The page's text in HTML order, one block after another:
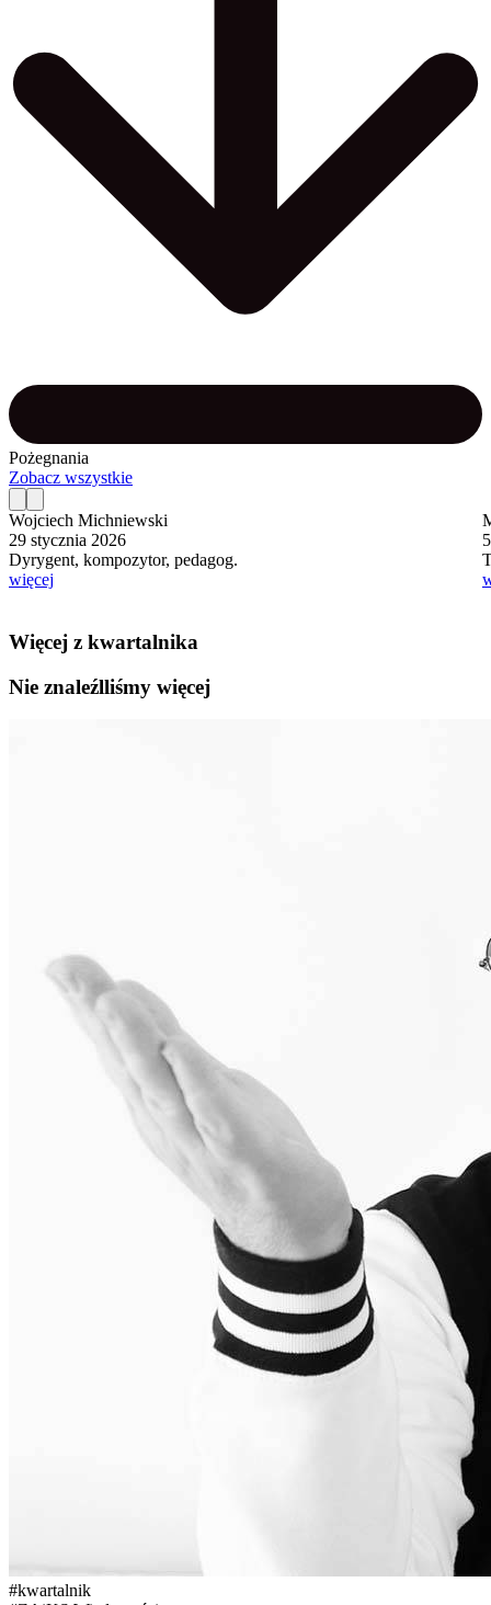
Pożegnania
Zobacz wszystkie
Wojciech Michniewski
29 stycznia 2026
Dyrygent, kompozytor, pedagog.
więcej
Więcej z kwartalnika
Nie znaleźlliśmy więcej
#kwartalnik